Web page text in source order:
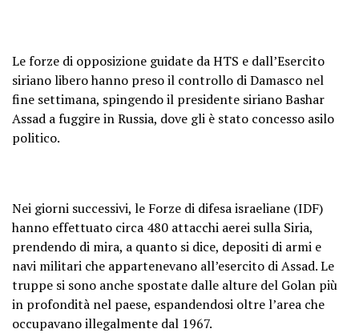
Le forze di opposizione guidate da HTS e dall’Esercito
siriano libero hanno preso il controllo di Damasco nel
fine settimana, spingendo il presidente siriano Bashar
Assad a fuggire in Russia, dove gli è stato concesso asilo
politico.
Nei giorni successivi, le Forze di difesa israeliane (IDF)
hanno effettuato circa 480 attacchi aerei sulla Siria,
prendendo di mira, a quanto si dice, depositi di armi e
navi militari che appartenevano all’esercito di Assad. Le
truppe si sono anche spostate dalle alture del Golan più
in profondità nel paese, espandendosi oltre l’area che
occupavano illegalmente dal 1967.